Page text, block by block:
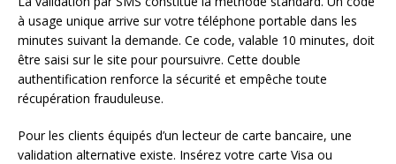
à usage unique arrive sur votre téléphone portable dans les
minutes suivant la demande. Ce code, valable 10 minutes, doit
être saisi sur le site pour poursuivre. Cette double
authentification renforce la sécurité et empêche toute
récupération frauduleuse.
Pour les clients équipés d’un lecteur de carte bancaire, une
validation alternative existe. Insérez votre carte Visa ou